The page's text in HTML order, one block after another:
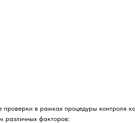
проверки в рамках процедуры
различных факторов: